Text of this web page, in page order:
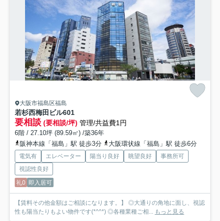
大阪市福島区福島
若杉西梅田ビル601
要相談 (要相談/坪) 管理/共益費1円
6階 / 27.10坪 (89.59㎡) /築36年
阪神本線「福島」駅 徒歩3分
大阪環状線「福島」駅 徒歩6分
電気有 エレベーター 陽当り良好 眺望良好
事務所可
視認性良好
礼0 即入居可
【賃料その他金額はご相談になります。】 ◎大通りの角地に面し、視認
性も陽当たりもよい物件です(*^^*) ◎各種業種ご相...
もっと見る